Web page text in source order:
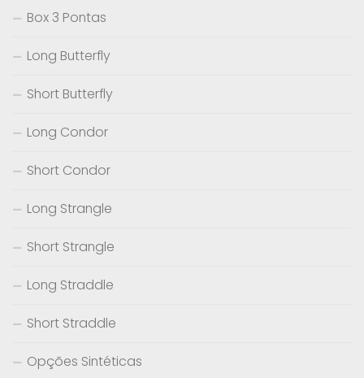
Box 3 Pontas
Long Butterfly
Short Butterfly
Long Condor
Short Condor
Long Strangle
Short Strangle
Long Straddle
Short Straddle
Opções Sintéticas